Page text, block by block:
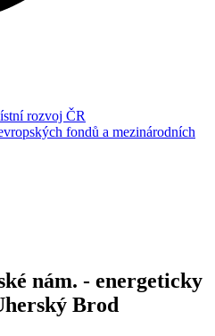
rozvoj ČR
fondů a mezinárodních
nám. - energeticky
Brod